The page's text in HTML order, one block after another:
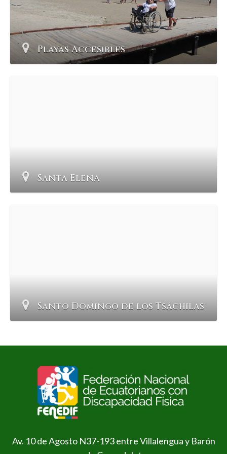
Playas Accesibles
Santa Elena
Santo Domingo de los Tsáchilas
Av. 10 de Agosto N37-193 entre Villalengua y Barón